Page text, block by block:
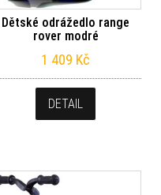
Dětské odrážedlo range
rover modré
1 409 Kč
DETAIL